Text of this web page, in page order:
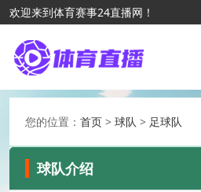
欢迎来到体育赛事24直播网！
您的位置： 首页 > 球队 > 足球队
球队介绍